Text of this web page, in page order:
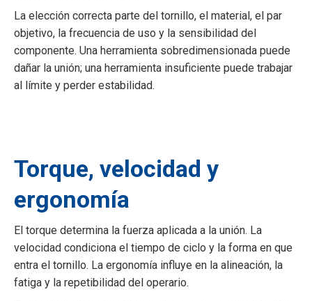
La elección correcta parte del tornillo, el material, el par
objetivo, la frecuencia de uso y la sensibilidad del
componente. Una herramienta sobredimensionada puede
dañar la unión; una herramienta insuficiente puede trabajar
al límite y perder estabilidad.
Torque, velocidad y
ergonomía
El torque determina la fuerza aplicada a la unión. La
velocidad condiciona el tiempo de ciclo y la forma en que
entra el tornillo. La ergonomía influye en la alineación, la
fatiga y la repetibilidad del operario.